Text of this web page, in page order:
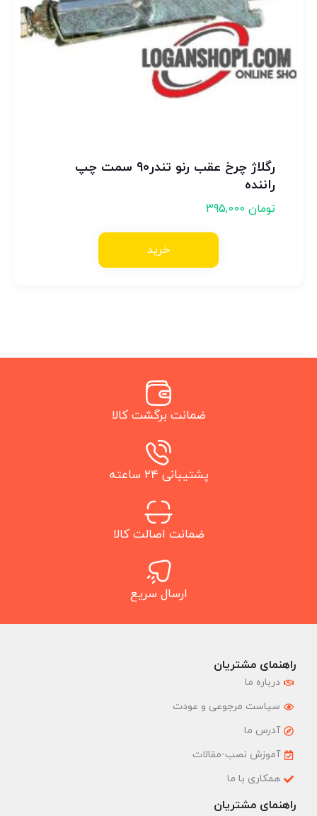
رگلاژ چرخ عقب رنو تندر۹۰ سمت چپ
راننده
تومان395,000
خرید
ضمانت برگشت کالا
پشتیبانی 24 ساعته
ضمانت اصالت کالا
ارسال سریع
راهنمای مشتریان
درباره ما
سیاست مرجوعی و عودت
آدرس ما
آموزش نصب-مقالات
همکاری با ما
راهنمای مشتریان